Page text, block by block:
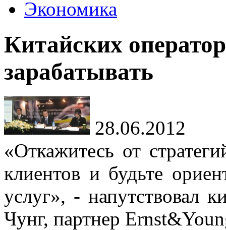
Экономика
Китайских
зарабатывать
28.06.2012
«Откажитесь от
клиентов и будьте
услуг», - напутствовал
Чунг, партнер